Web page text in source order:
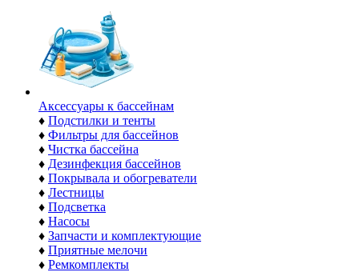
Аксессуары к бассейнам
♦ Подстилки и тенты
♦ Фильтры для бассейнов
♦ Чистка бассейна
♦ Дезинфекция бассейнов
♦ Покрывала и обогреватели
♦ Лестницы
♦ Подсветка
♦ Насосы
♦ Запчасти и комплектующие
♦ Приятные мелочи
♦ Ремкомплекты